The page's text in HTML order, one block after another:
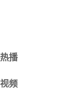
热播
视频